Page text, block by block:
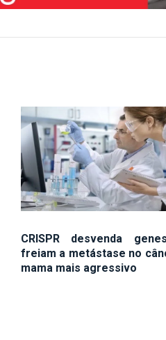
CRISPR desvenda
freiam a metástase no
mama mais agressivo